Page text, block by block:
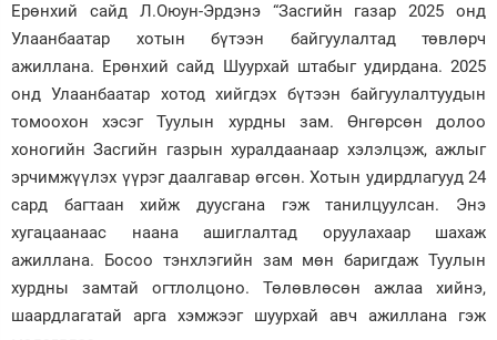
Ерөнхий сайд Л.Оюун-Эрдэнэ “Засгийн газар 2025 онд
Улаанбаатар хотын бүтээн байгуулалтад төвлөрч
ажиллана. Ерөнхий сайд Шуурхай штабыг удирдана. 2025
онд Улаанбаатар хотод хийгдэх бүтээн байгуулалтуудын
томоохон хэсэг Туулын хурдны зам. Өнгөрсөн долоо
хоногийн Засгийн газрын хуралдаанаар хэлэлцэж, ажлыг
эрчимжүүлэх үүрэг даалгавар өгсөн. Хотын удирдлагууд 24
сард багтаан хийж дуусгана гэж танилцуулсан. Энэ
хугацаанаас наана ашиглалтад оруулахаар шахаж
ажиллана. Босоо тэнхлэгийн зам мөн баригдаж Туулын
хурдны замтай огтлолцоно. Төлөвлөсөн ажлаа хийнэ,
шаардлагатай арга хэмжээг шуурхай авч ажиллана гэж